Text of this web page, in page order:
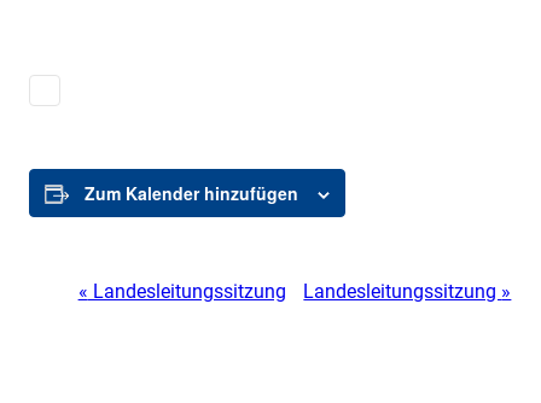
Zum Kalender hinzufügen
Veranstaltung-
« Landesleitungssitzung Landesleitungssitzung »